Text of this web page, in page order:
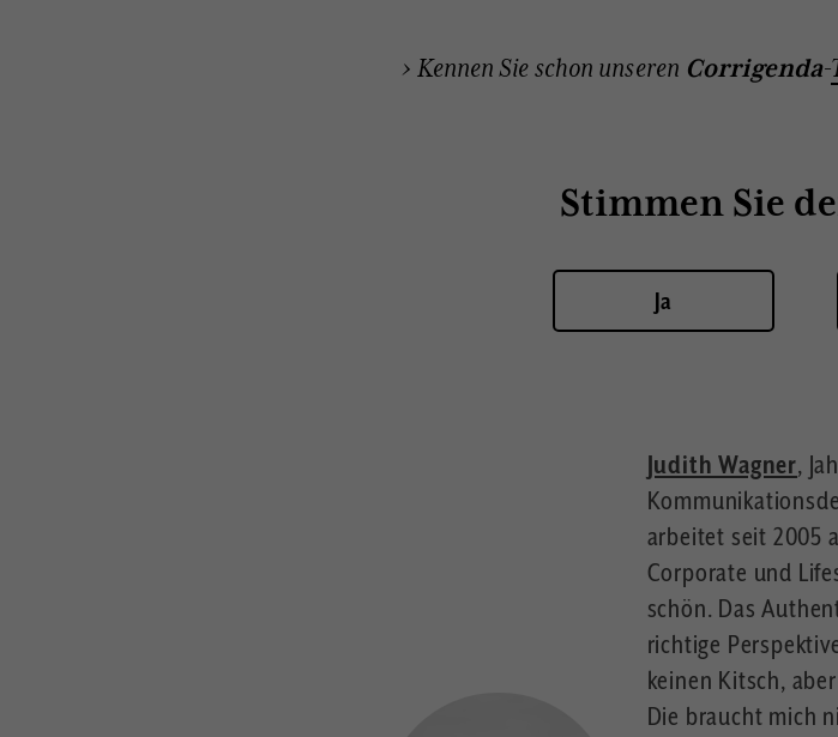
› Kennen Sie schon unseren Corrigenda-
Stimmen Sie
Ja
Judith Wagner,
arbeitet seit 2005
Corporate und
schön. Das
richtige
keinen Kitsch,
Die braucht mich